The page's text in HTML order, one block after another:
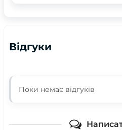
Відгуки
Поки немає відгуків